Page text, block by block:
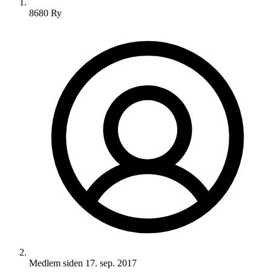
8680 Ry
Medlem siden 17. sep. 2017